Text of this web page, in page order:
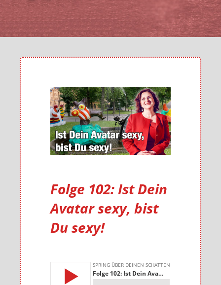
Folge 102: Ist Dein
Avatar sexy, bist
Du sexy!